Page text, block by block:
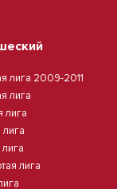
лига 2009-2011
лига
лига
лига
лига